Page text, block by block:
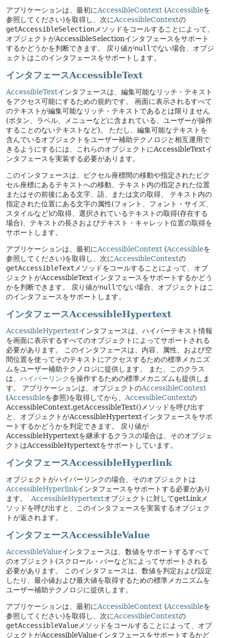
アプリケーションは、最初にAccessibleContext (Accessibleを
参照してください)を取得し、次にAccessibleContextの
getAccessibleSelectionメソッドをコールすることによって、
オブジェクトがAccessibleSelectionインタフェースをサポート
するかどうかを判断できます。
戻り値がnullでない場合、オブジ
ェクトはこのインタフェースをサポートします。
インタフェースAccessibleText
AccessibleTextインタフェースは、編集可能なリッチ・テキスト
をアクセス可能にするための規約です。
画面に表示されるすべて
のテキストが編集可能なリッチ・テキストであるとは限りません
(ボタン、ラベル、メニューなどに含まれている、ユーザーが操作
することのないテキストなど)。
ただし、編集可能なテキストを
含んでいるオブジェクトをユーザー補助テクノロジと相互運用で
きるようにするには、これらのオブジェクトにAccessibleTextイ
ンタフェースを実装する必要があります。
このインタフェースは、ピクセル座標間の移動や指定されたピク
セル座標にあるテキストへの移動、テキスト内の指定された位置
またはその前後にある文字、語、または文の取得、
テキスト内の
指定された位置にある文字の属性(フォント、フォント・サイズ、
スタイルなど)の取得、選択されているテキストの取得(存在する
場合)、テキストの長さおよびテキスト・キャレット位置の取得を
サポートします。
アプリケーションは、最初にAccessibleContext (Accessibleを
参照してください)を取得し、次にAccessibleContextの
getAccessibleTextメソッドをコールすることによって、オブ
ジェクトがAccessibleTextインタフェースをサポートするかどう
かを判断できます。
戻り値がnullでない場合、オブジェクトはこ
のインタフェースをサポートします。
インタフェースAccessibleHypertext
AccessibleHypertextインタフェースは、ハイパーテキスト情報
を画面に表示するすべてのオブジェクトによってサポートされる
必要があります。
このインタフェースは、内容、属性、および空
間位置を使ってそのテキストにアクセスするための標準メカニズ
ムをユーザー補助テクノロジに提供します。
また、このクラス
は、 ハイパーリンクを操作するための標準メカニズムも提供しま
す。
アプリケーションは、オブジェクトのAccessibleContext
(Accessibleを参照)を取得してから、 AccessibleContextの
AccessibleContext.getAccessibleText()メソッドを呼び出す
と、オブジェクトがAccessibleHypertextインタフェースをサポ
ートするかどうかを判定できます。
戻り値が
AccessibleHypertextを継承するクラスの場合は、そのオブジェ
クトはAccessibleHypertextをサポートしています。
インタフェースAccessibleHyperlink
オブジェクトがハイパーリンクの場合、そのオブジェクトは
AccessibleHyperlinkインタフェースをサポートする必要があり
ます。
AccessibleHypertextオブジェクトに対してgetLinkメ
ソッドを呼び出すと、このインタフェースを実装するオブジェク
トが返されます。
インタフェースAccessibleValue
AccessibleValueインタフェースは、数値をサポートするすべて
のオブジェクト(スクロール・バーなど)によってサポートされる
必要があります。
このインタフェースは、数値を判定および設定
したり、最小値および最大値を取得するための標準メカニズムを
ユーザー補助テクノロジに提供します。
アプリケーションは、最初にAccessibleContext (Accessibleを
参照してください)を取得し、次にAccessibleContextの
getAccessibleValueメソッドをコールすることによって、オブ
ジェクトがAccessibleValueインタフェースをサポートするかど